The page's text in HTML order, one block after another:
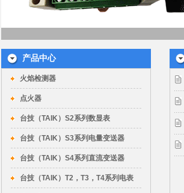
产品中心
火焰检测器
点火器
台技（TAIK）S2系列数显表
台技（TAIK）S3系列电量变送器
台技（TAIK）S4系列直流变送器
台技（TAIK）T2，T3，T4系列电表